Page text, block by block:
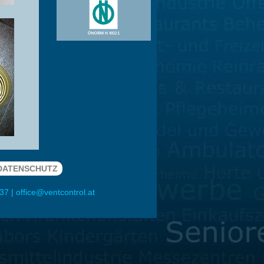
| office@ventcontrol.at